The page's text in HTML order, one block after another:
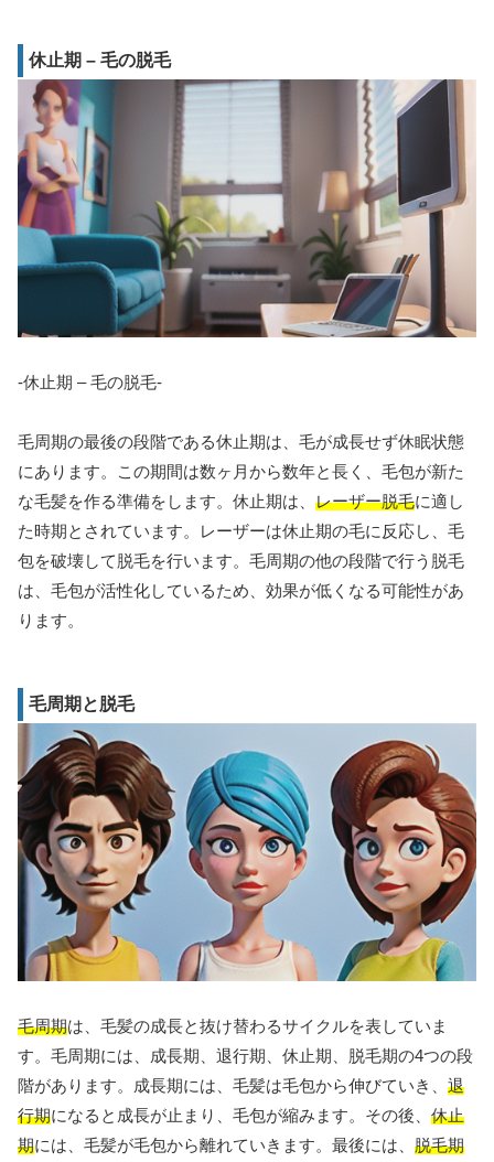
休止期 – 毛の脱毛
-休止期 – 毛の脱毛-
毛周期の最後の段階である休止期は、毛が成長せず休眠状態
にあります。この期間は数ヶ月から数年と長く、毛包が新た
な毛髪を作る準備をします。休止期は、 レーザー脱毛に適し
た時期とされています。レーザーは休止期の毛に反応し、毛
包を破壊して脱毛を行います。毛周期の他の段階で行う脱毛
は、毛包が活性化しているため、効果が低くなる可能性があ
ります。
毛周期と脱毛
毛周期は、毛髪の成長と抜け替わるサイクルを表していま
す。毛周期には、成長期、退行期、休止期、脱毛期の4つの段
階があります。成長期には、毛髪は毛包から伸びていき、 退
行期になると成長が止まり、毛包が縮みます。その後、 休止
期には、毛髪が毛包から離れていきます。最後には、 脱毛期